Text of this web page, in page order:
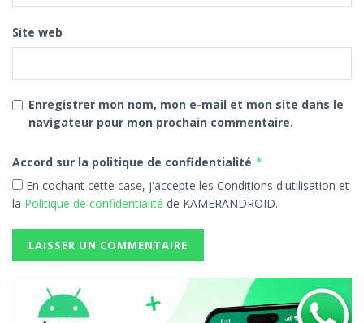
Site web
Enregistrer mon nom, mon e-mail et mon site dans le
navigateur pour mon prochain commentaire.
Accord sur la politique de confidentialité *
En cochant cette case, j'accepte les Conditions d'utilisation et
la Politique de confidentialité de KAMERANDROID.